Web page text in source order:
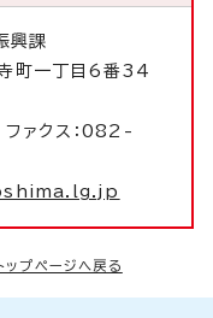
興課
町一丁目6番34
ァクス：082-
ップページへ戻る